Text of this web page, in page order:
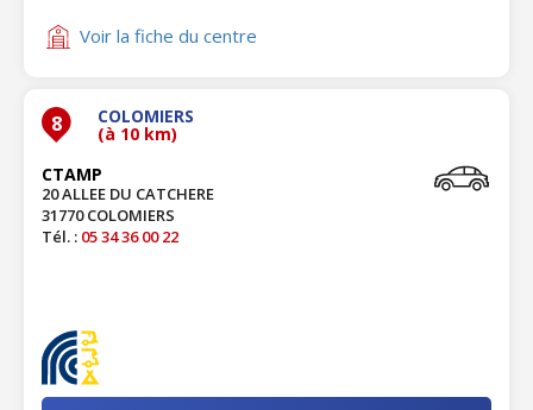
Voir la fiche du centre
8 COLOMIERS
(à 10 km)
CTAMP
20 ALLEE DU CATCHERE
31770 COLOMIERS
Tél. : 05 34 36 00 22